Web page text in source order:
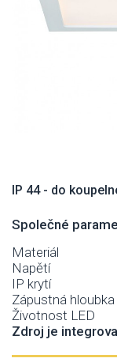
IP 44 - do
Společné
Materiál
Napětí
IP krytí
Zápustná hloubka
Životnost LED
Zdroj je